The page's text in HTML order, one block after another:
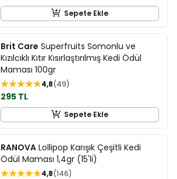
Sepete Ekle
Brit Care Superfruits Somonlu ve
Kızılcıklı Kıtır Kısırlaştırılmış Kedi Ödül
Maması 100gr
4,8 49
295 TL
Sepete Ekle
RANOVA Lollipop Karışık Çeşitli Kedi
Ödül Maması 1,4gr (15'li)
4,8 146